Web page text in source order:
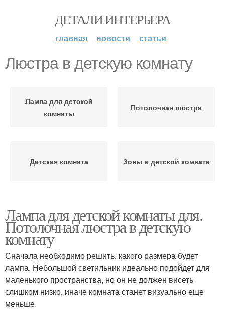
ДЕТАЛИ ИНТЕРЬЕРА
главная новости статьи
Люстра в детскую комнату
Лампа для детской
комнаты
Потолочная люстра
Детская комната Зоны в детской комнате
Лампа для детской комнаты для.
Потолочная люстра в детскую
комнату
Сначала необходимо решить, какого размера будет
лампа. Небольшой светильник идеально подойдет для
маленького пространства, но он не должен висеть
слишком низко, иначе комната станет визуально еще
меньше.